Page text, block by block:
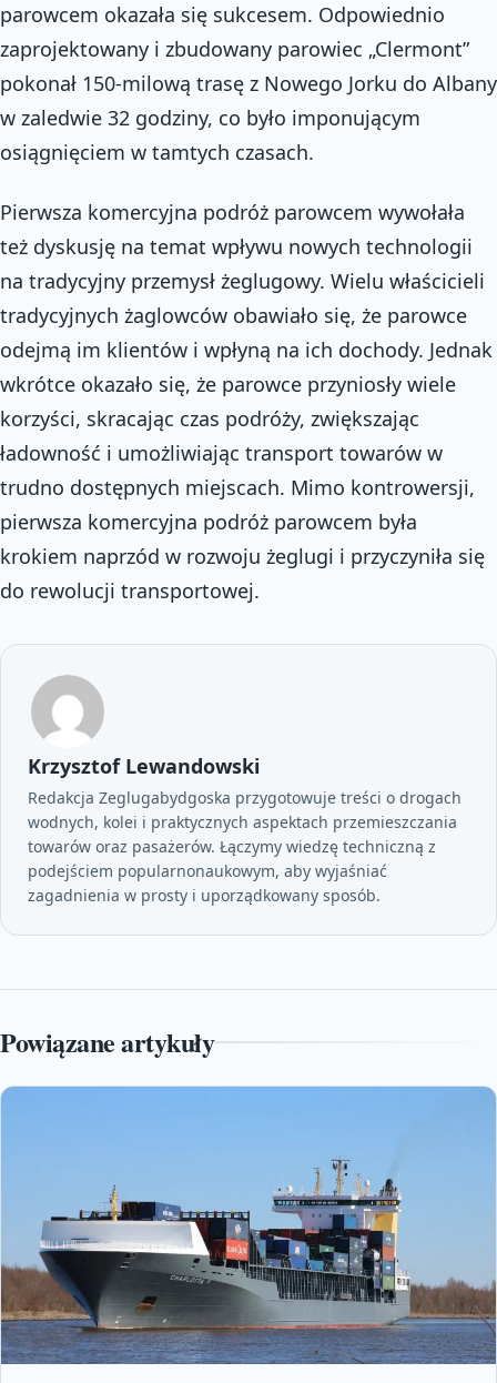
parowcem okazała się sukcesem. Odpowiednio
zaprojektowany i zbudowany parowiec „Clermont”
pokonał 150-milową trasę z Nowego Jorku do Albany
w zaledwie 32 godziny, co było imponującym
osiągnięciem w tamtych czasach.
Pierwsza komercyjna podróż parowcem wywołała
też dyskusję na temat wpływu nowych technologii
na tradycyjny przemysł żeglugowy. Wielu właścicieli
tradycyjnych żaglowców obawiało się, że parowce
odejmą im klientów i wpłyną na ich dochody. Jednak
wkrótce okazało się, że parowce przyniosły wiele
korzyści, skracając czas podróży, zwiększając
ładowność i umożliwiając transport towarów w
trudno dostępnych miejscach. Mimo kontrowersji,
pierwsza komercyjna podróż parowcem była
krokiem naprzód w rozwoju żeglugi i przyczyniła się
do rewolucji transportowej.
Krzysztof Lewandowski
Redakcja Zeglugabydgoska przygotowuje treści o drogach
wodnych, kolei i praktycznych aspektach przemieszczania
towarów oraz pasażerów. Łączymy wiedzę techniczną z
podejściem popularnonaukowym, aby wyjaśniać
zagadnienia w prosty i uporządkowany sposób.
Powiązane artykuły